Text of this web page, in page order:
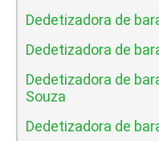
Dedetizadora de
Dedetizadora de
Dedetizadora de
Souza
Dedetizadora de